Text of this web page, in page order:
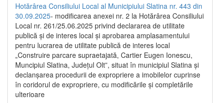
Hotărârea Consiliului Local al Municipiului Slatina nr. 443 din
30.09.2025- modificarea anexei nr. 2 la Hotărârea Consiliului
Local nr. 261/25.06.2025 privind declararea de utilitate
publică şi de interes local şi aprobarea amplasamentului
pentru lucrarea de utilitate publică de interes local
„Construire parcare supraetajată, Cartier Eugen Ionescu,
Muncipiul Slatina, Judeţul Olt”, situat în municipiul Slatina şi
declanşarea procedurii de expropriere a imobilelor cuprinse
în coridorul de expropriere, cu modificările şi completările
ulterioare